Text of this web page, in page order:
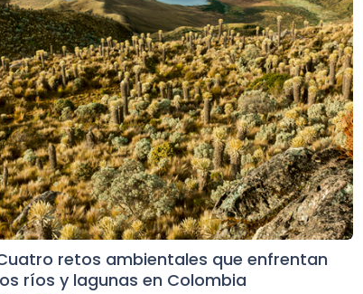
retos ambientales que enfrentan
ríos y lagunas en Colombia